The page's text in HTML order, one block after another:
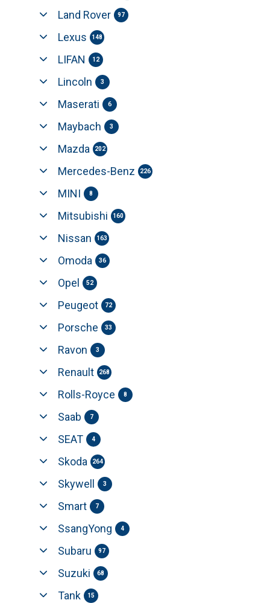
Land Rover 97
Lexus 148
LIFAN 12
Lincoln 3
Maserati 6
Maybach 3
Mazda 202
Mercedes-Benz 226
MINI 8
Mitsubishi 160
Nissan 163
Omoda 36
Opel 52
Peugeot 72
Porsche 33
Ravon 3
Renault 268
Rolls-Royce 8
Saab 7
SEAT 4
Skoda 264
Skywell 3
Smart 7
SsangYong 4
Subaru 97
Suzuki 68
Tank 15